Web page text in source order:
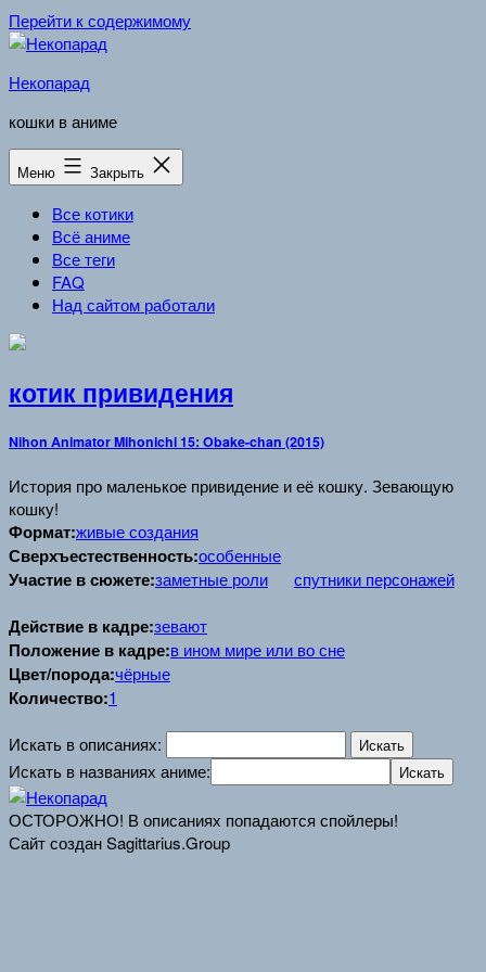
Перейти к содержимому
Некопарад
кошки в аниме
Меню Закрыть
Все котики
Всё аниме
Все теги
FAQ
Над сайтом работали
котик привидения
Nihon Animator Mihonichi 15: Obake-chan (2015)
История про маленькое привидение и её кошку. Зевающую
кошку!
Формат:живые создания
Сверхъестественность:особенные
Участие в сюжете:заметные роли спутники персонажей
Действие в кадре:зевают
Положение в кадре:в ином мире или во сне
Цвет/порода:чёрные
Количество:1
Искать в описаниях:
Искать в названиях аниме:
ОСТОРОЖНО! В описаниях попадаются спойлеры!
Сайт создан Sagittarius.Group